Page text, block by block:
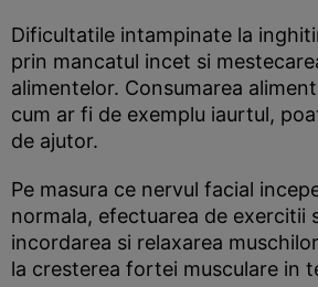
Dificultatile intampinate la
prin mancatul incet si
alimentelor. Consumarea
cum ar fi de exemplu iaurtul,
de ajutor.
Pe masura ce nervul facial
normala, efectuarea de exercitii
incordarea si relaxarea
la cresterea fortei musculare in